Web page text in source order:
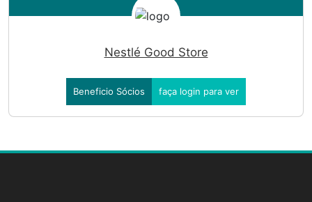
Nestlé Good Store
Beneficio Sócios faça login para ver